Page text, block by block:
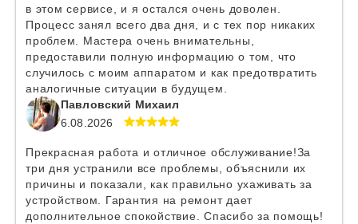
в этом сервисе, и я остался очень доволен.
Процесс занял всего два дня, и с тех пор никаких
проблем. Мастера очень внимательны,
предоставили полную информацию о том, что
случилось с моим аппаратом и как предотвратить
аналогичные ситуации в будущем.
Павловский Михаил
6.08.2026
Прекрасная работа и отличное обслуживание!За
три дня устранили все проблемы, объяснили их
причины и показали, как правильно ухаживать за
устройством. Гарантия на ремонт дает
дополнительное спокойствие. Спасибо за помощь!